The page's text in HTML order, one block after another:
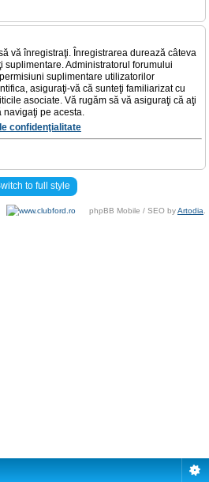
vă înregistraţi. Înregistrarea durează câteva
suplimentare. Administratorul forumului
suplimentare utilizatorilor
asiguraţi-vă că sunteţi familiarizat cu
asociate. Vă rugăm să vă asiguraţi că aţi
navigaţi pe acesta.
confidenţialitate
to full style
phpBB Mobile / SEO byArtodia